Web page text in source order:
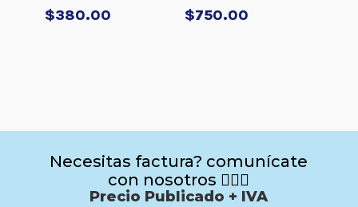
$380.00 $750.00
Necesitas factura? comunícate
con nosotros 🙋🏻‍♂️
Precio Publicado + IVA